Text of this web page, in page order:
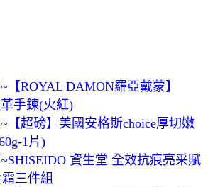
【ROYAL DAMON羅亞戴蒙】
革手鍊(火紅)
【超磅】美國安格斯choice厚切嫩
1片)
資生堂 全效抗痕亮采賦
三件組